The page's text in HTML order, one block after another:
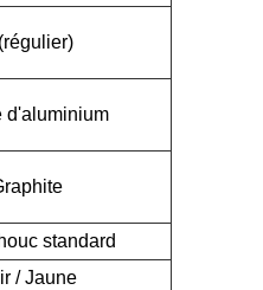
d'aluminium
standard
/ Jaune